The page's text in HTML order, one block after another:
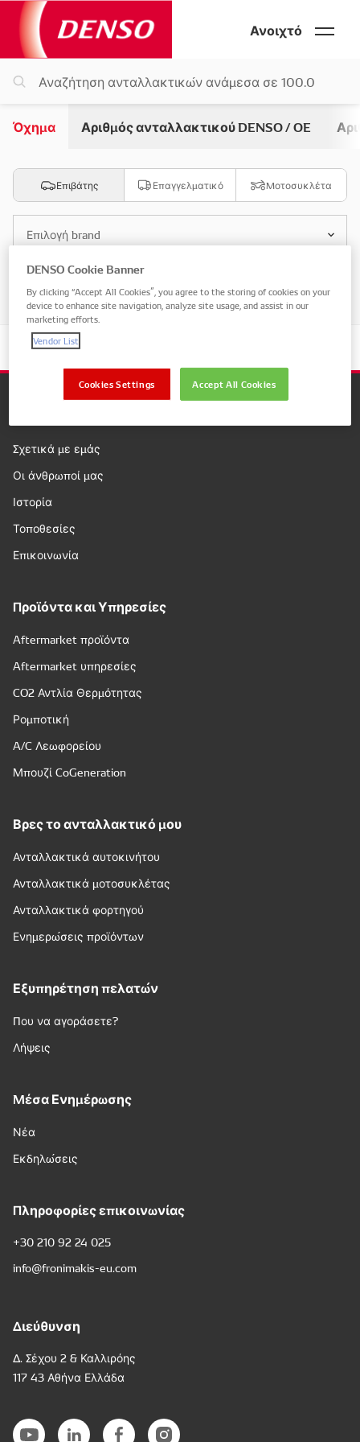
Ανοιχτό
Όχημα Αριθμός ανταλλακτικού DENSO / OE
Επιβάτης Επαγγελματικό Μοτοσυκλέτα
Επιλογή brand
Επιλογή μοντέλου
Σχετικά με εμάς
Οι άνθρωποί μας
Ιστορία
Τοποθεσίες
Επικοινωνία
Προϊόντα και Υπηρεσίες
Aftermarket προϊόντα
Aftermarket υπηρεσίες
CO2 Αντλία Θερμότητας
Ρομποτική
A/C Λεωφορείου
Μπουζί CoGeneration
Βρες το ανταλλακτικό μου
Ανταλλακτικά αυτοκινήτου
Ανταλλακτικά μοτοσυκλέτας
Ανταλλακτικά φορτηγού
Ενημερώσεις προϊόντων
Εξυπηρέτηση πελατών
Που να αγοράσετε?
Λήψεις
Μέσα Ενημέρωσης
Νέα
Εκδηλώσεις
Πληροφορίες επικοινωνίας
+30 210 92 24 025
info@fronimakis-eu.com
Διεύθυνση
Δ. Σέχου 2 & Καλλιρόης
117 43 Αθήνα Ελλάδα
DENSO Cookie Banner
By clicking “Accept All Cookies”, you agree to the storing of cookies on your
device to enhance site navigation, analyze site usage, and assist in our
marketing efforts.
Vendor List
Accept All Cookies
Cookies Settings